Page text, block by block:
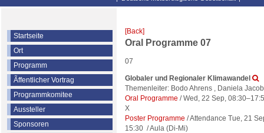
Startseite
Ort
Programm
Ãffentlicher Vortrag
Programmkomitee
Aussteller
Sponsoren
[Back]
Oral Programme 07
07
Globaler und Regionaler Klimawandel
Themenleiter: Bodo Ahrens , Daniela
Oral Programme /Wed, 22 Sep, 08:30
X
Poster Programme /Attendance Tue, 21
15:30 /Aula (Di-Mi)